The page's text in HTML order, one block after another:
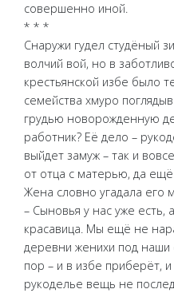
совершенно иной.
* * *
Снаружи гудел студёный
волчий вой, но в
крестьянской избе было
семейства хмуро
грудью новорожденную
работник? Её дело –
выйдет замуж – так и
от отца с матерью, да
Жена словно угадала его
– Сыновья у нас уже есть,
красавица. Мы ещё не
деревни женихи под наши
пор – и в избе приберёт,
рукоделье вещь не